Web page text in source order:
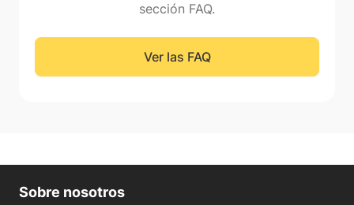
sección FAQ.
Ver las FAQ
Sobre nosotros